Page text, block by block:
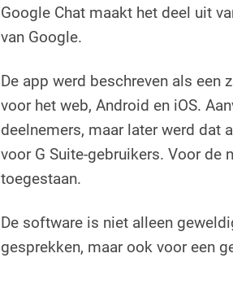
Google Chat maakt het deel uit
van Google.
De app werd beschreven als een
voor het web, Android en iOS.
deelnemers, maar later werd dat
voor G Suite-gebruikers. Voor de
toegestaan.
De software is niet alleen
gesprekken, maar ook voor een